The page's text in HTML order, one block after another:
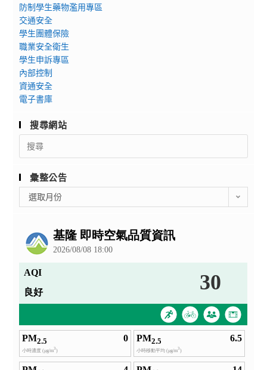
防制學生藥物濫用專區
交通安全
學生團體保險
職業安全衛生
學生申訴專區
內部控制
資通安全
電子書庫
搜尋網站
Search
for:
彙整公告
整
選取月份